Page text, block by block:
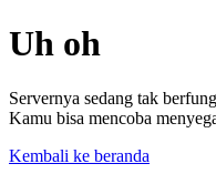
Uh oh
Servernya sedang tak
Kamu bisa mencoba
Kembali ke beranda